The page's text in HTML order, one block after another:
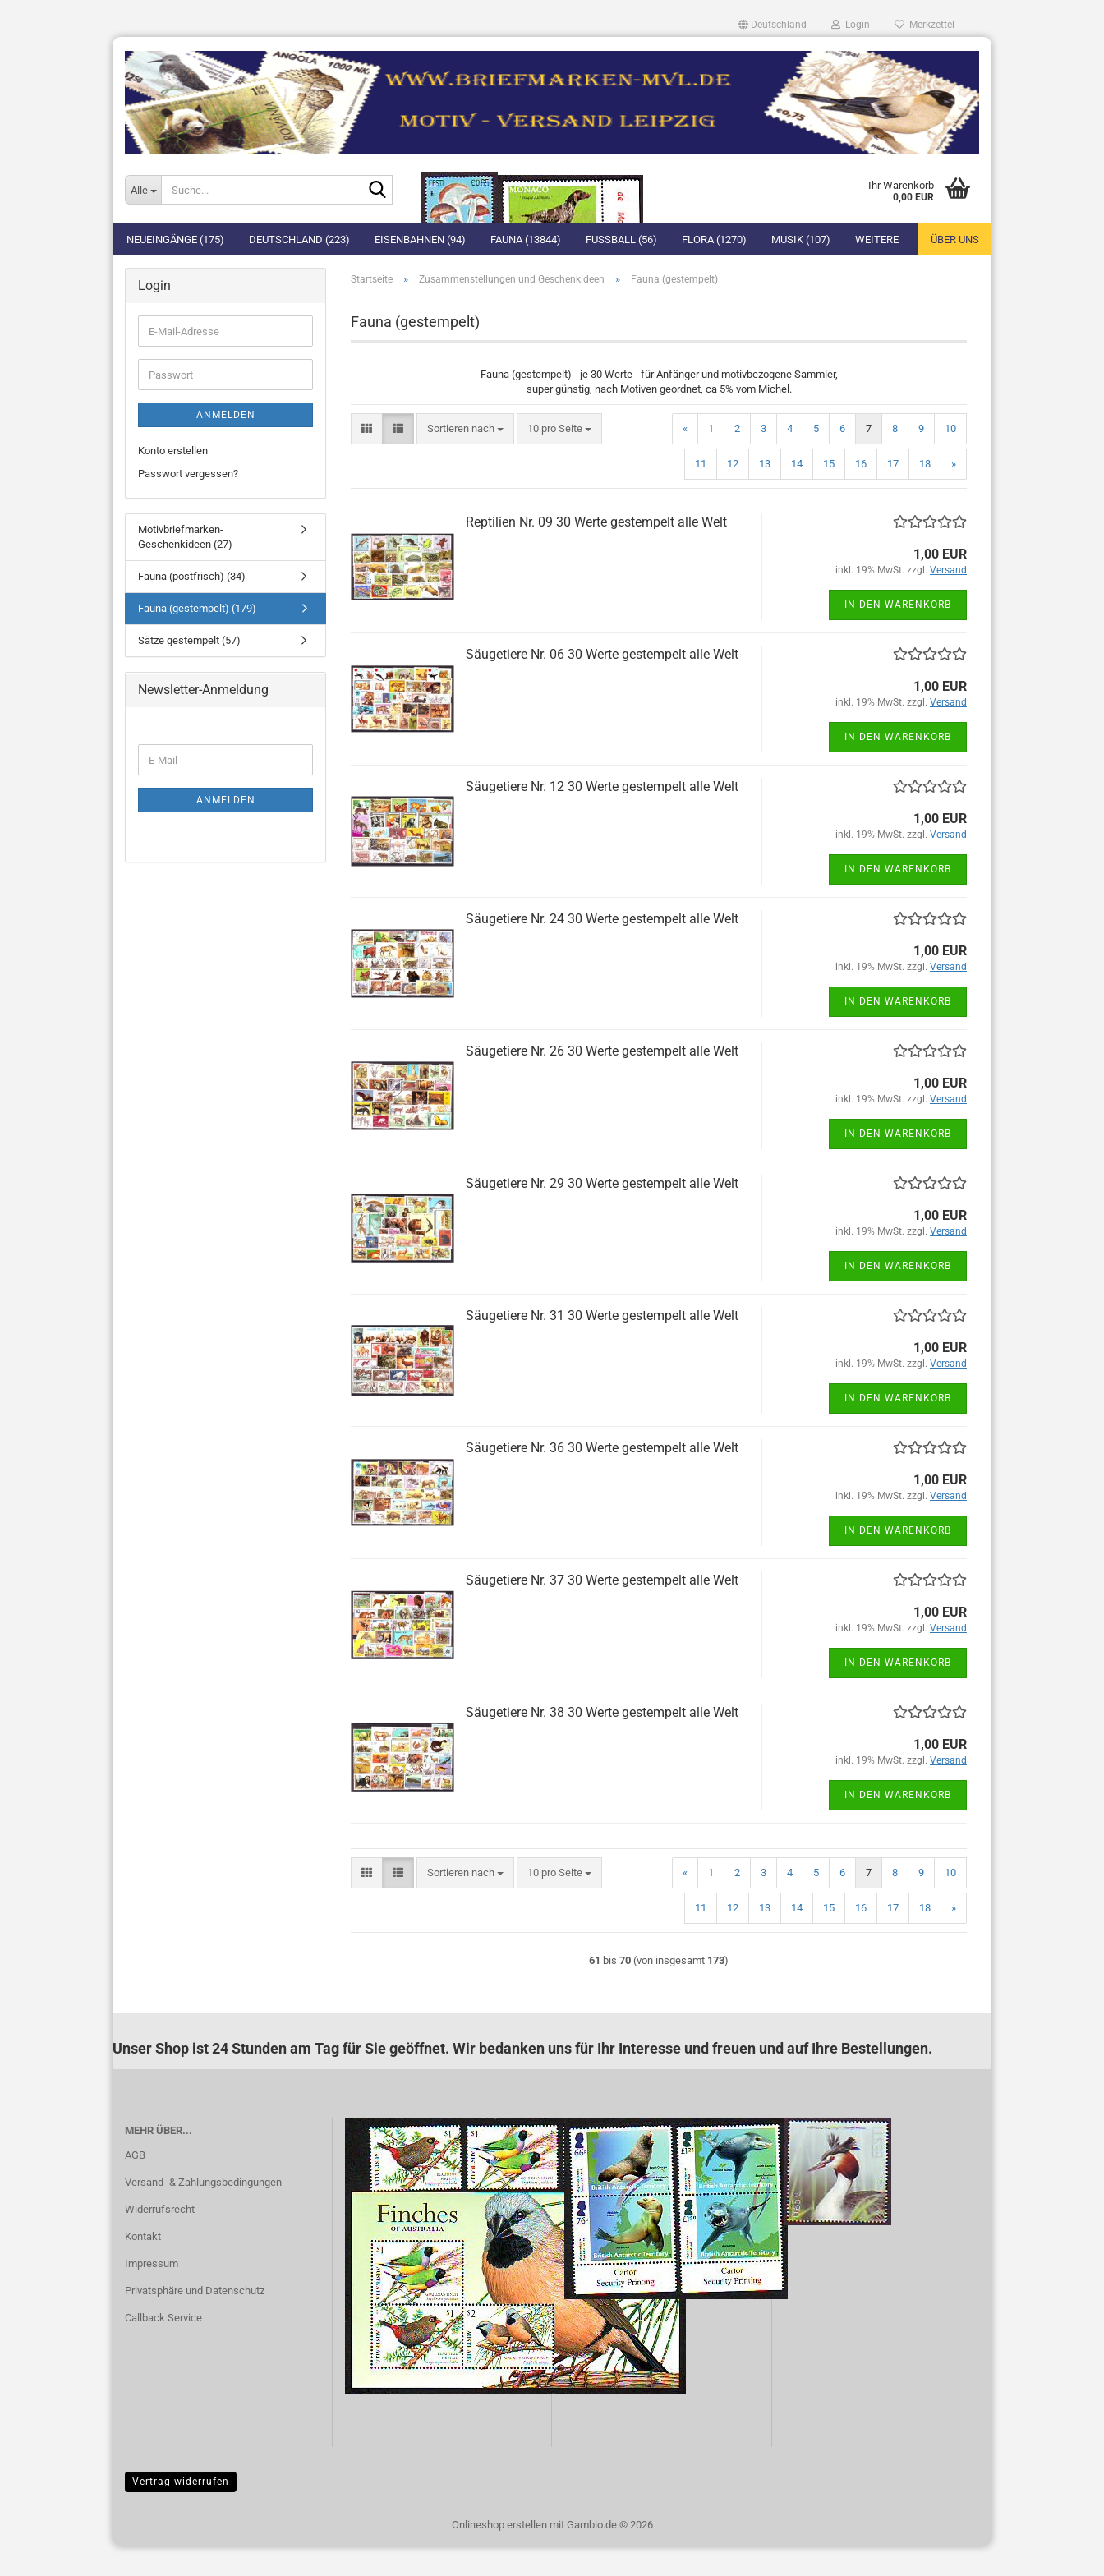
Deutschland Login Merkzettel
Alle
Suche... Ihr Warenkorb
0,00 EUR
NEUEINGÄNGE (175) DEUTSCHLAND (223) EISENBAHNEN (94) FAUNA (13844) FUSSBALL (56) FLORA (1270) MUSIK (107) ÜBER UNS
WEITERE
Startseite » Zusammenstellungen und Geschenkideen » Fauna (gestempelt)
Fauna (gestempelt)
Fauna (gestempelt) - je 30 Werte - für Anfänger und motivbezogene Sammler,
super günstig, nach Motiven geordnet, ca 5% vom Michel.
Sortieren nach
Sortieren nach 10 pro Seite
pro Seite « 1 2 3 4 5 6 7 8 9 10
11 12 13 14 15 16 17 18 »
Reptilien Nr. 09 30 Werte gestempelt alle Welt
1,00 EUR
inkl. 19% MwSt. zzgl. Versand
IN DEN WARENKORB
Säugetiere Nr. 06 30 Werte gestempelt alle Welt
1,00 EUR
inkl. 19% MwSt. zzgl. Versand
IN DEN WARENKORB
Säugetiere Nr. 12 30 Werte gestempelt alle Welt
1,00 EUR
inkl. 19% MwSt. zzgl. Versand
IN DEN WARENKORB
Säugetiere Nr. 24 30 Werte gestempelt alle Welt
1,00 EUR
inkl. 19% MwSt. zzgl. Versand
IN DEN WARENKORB
Säugetiere Nr. 26 30 Werte gestempelt alle Welt
1,00 EUR
inkl. 19% MwSt. zzgl. Versand
IN DEN WARENKORB
Säugetiere Nr. 29 30 Werte gestempelt alle Welt
1,00 EUR
inkl. 19% MwSt. zzgl. Versand
IN DEN WARENKORB
Säugetiere Nr. 31 30 Werte gestempelt alle Welt
1,00 EUR
inkl. 19% MwSt. zzgl. Versand
IN DEN WARENKORB
Säugetiere Nr. 36 30 Werte gestempelt alle Welt
1,00 EUR
inkl. 19% MwSt. zzgl. Versand
IN DEN WARENKORB
Säugetiere Nr. 37 30 Werte gestempelt alle Welt
1,00 EUR
inkl. 19% MwSt. zzgl. Versand
IN DEN WARENKORB
Säugetiere Nr. 38 30 Werte gestempelt alle Welt
1,00 EUR
inkl. 19% MwSt. zzgl. Versand
IN DEN WARENKORB
Sortieren nach
Sortieren nach 10 pro Seite
pro Seite « 1 2 3 4 5 6 7 8 9 10
11 12 13 14 15 16 17 18 »
61 bis 70 (von insgesamt 173)
Login
E-
Mail-
Adresse
Passwort
ANMELDEN
Konto erstellen
Passwort vergessen?
Motivbriefmarken-
Geschenkideen (27)
Fauna (postfrisch) (34)
Fauna (gestempelt) (179)
Sätze gestempelt (57)
Newsletter-Anmeldung
ZUR
ANMELDUNG
E-
Mail
ANMELDEN
Unser Shop ist 24 Stunden am Tag für Sie geöffnet. Wir bedanken uns für Ihr Interesse und freuen und auf Ihre Bestellungen.
MEHR ÜBER...
AGB
Versand- & Zahlungsbedingungen
Widerrufsrecht
Kontakt
Impressum
Privatsphäre und Datenschutz
Callback Service
Vertrag widerrufen
Onlineshop erstellenmit Gambio.de © 2026